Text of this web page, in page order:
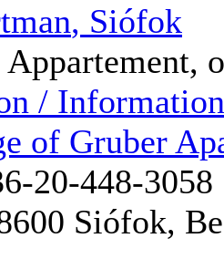
, Siófok
/ Information
of Gruber
20-448-3058
Siófok,